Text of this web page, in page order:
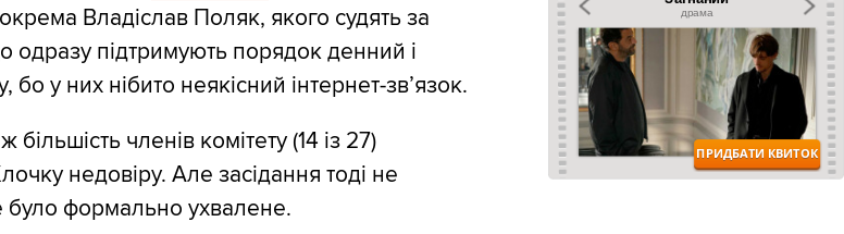
Владіслав Поляк, якого судять за
одразу підтримують порядок денний і
у них нібито неякісний інтернет-зв’язок.
членів комітету (14 із 27)
недовіру. Але засідання тоді не
було формально ухвалене.